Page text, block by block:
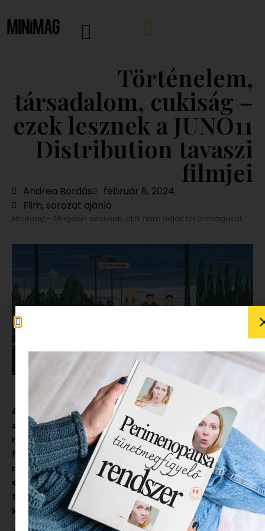
Történelem,
társadalom, cukiság –
ezek lesznek a JUNO11
Distribution tavaszi
filmjei
Andrea Bordás
február 8, 2024
Film, sorozat ajánló
Minimag – Magazin azoknak, akik nem adják fel önmagukat
Az eddig elsősorban filmgyártóként és hazai
alkotások marketing ügynökségeként ismert JUNO11
nyáron lépett piacra forgalmazóként, lélekemelő
filmeket ígérve a nézőknek. 2024-ben is tartják
magukat a fogadalmukhoz, és olyan életigenlő,
elgondolkodtató és a puszta szórakoztatáson
túlmutató alkotásokat kínálnak az igényes filmek
kedvelőinek, mint az
Áldozat,A rókaés a Kék Pelikan.